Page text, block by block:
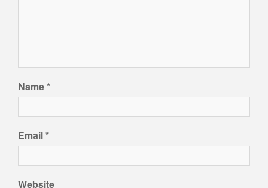
Name*
Email*
Website